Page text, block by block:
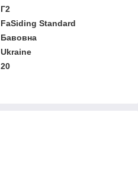
Г2
FaSiding Standard
Бавовна
Ukraine
20